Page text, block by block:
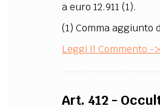
a euro 12.911 (1).
(1) Comma aggiunto
Leggi Il Commento ->
Art. 412 -